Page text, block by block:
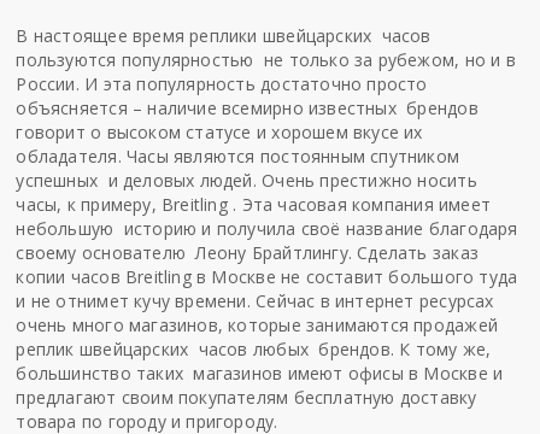
В настоящее время реплики швейцарских часов
пользуются популярностью не только за рубежом, но и в
России. И эта популярность достаточно просто
объясняется – наличие всемирно известных брендов
говорит о высоком статусе и хорошем вкусе их
обладателя. Часы являются постоянным спутником
успешных и деловых людей. Очень престижно носить
часы, к примеру, Breitling . Эта часовая компания имеет
небольшую историю и получила своё название благодаря
своему основателю Леону Брайтлингу. Сделать заказ
копии часов Breitling в Москве не составит большого туда
и не отнимет кучу времени. Сейчас в интернет ресурсах
очень много магазинов, которые занимаются продажей
реплик швейцарских часов любых брендов. К тому же,
большинство таких магазинов имеют офисы в Москве и
предлагают своим покупателям бесплатную доставку
товара по городу и пригороду.